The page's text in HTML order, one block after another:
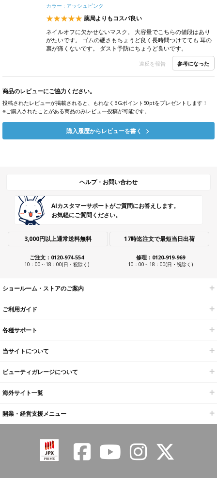
カラー : アッシュピンク
薬局よりもコスパ良い
ネイルオフに欠かせないマスク。 大容量でこちらの値段はあり
がたいです。 ゴムの硬さもちょうど良く長時間つけてても 耳の
裏が痛くないです。 ダスト予防にちょうど良いです。
違反を報告 参考になった
商品のレビューにご協力ください。
投稿されたレビューが掲載されると、もれなくBGポイント50ptをプレゼントします！
※ご購入されたことがある商品のみレビュー投稿が可能です。
購入履歴からレビューを書く
ヘルプ・お問い合わせ
AIカスタマーサポートがご質問にお答えします。
お気軽にご質問ください。
3,000円以上通常送料無料 17時迄注文で最短当日出荷
ご注文：0120-974-554
10：00～18：00(日・祝除く)
修理：0120-919-969
10：00～18：00(日・祝除く)
ショールーム・ストアのご案内
ご利用ガイド
各種サポート
当サイトについて
ビューティガレージについて
海外サイト一覧
開業・経営支援メニュー